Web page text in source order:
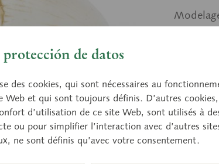
Prix
Délai de
de datos
des cookies, qui sont nécessaires au
Web et qui sont toujours définis. D’autres
d’utilisation de ce site Web, sont utilisés à
ou pour simplifier l’interaction avec d’autres
ne sont définis qu’avec votre consentement.